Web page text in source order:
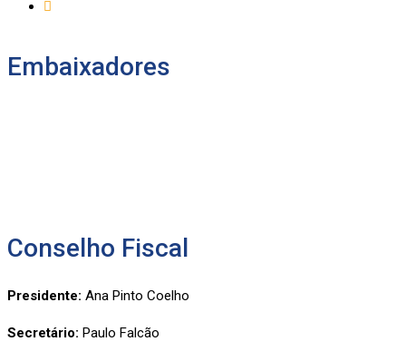
Embaixadores
Conselho Fiscal
Presidente: Ana Pinto Coelho
Secretário: Paulo Falcão